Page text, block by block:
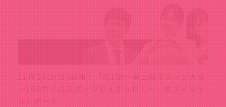
11月24日(日)開催！「第1期一挙上映マラソン大会
～100カノはスポーツですからね！～」オフィシャ
ルレポート